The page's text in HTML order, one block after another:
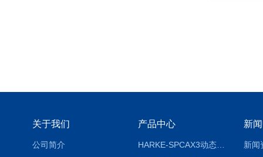
关于我们
公司简介
产品中心
HARKE-SPCAX3动态接触角测定仪系列
新
新闻